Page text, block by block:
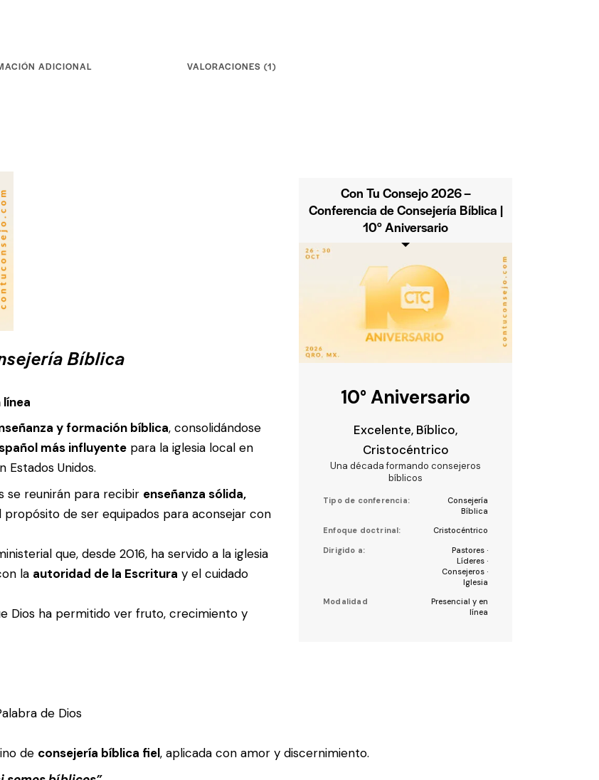
ADICIONAL VALORACIONES (1)
Con Tu Consejo 2026 –
Conferencia de Consejería Bíblica |
10° Aniversario
Excelente, Bíblico,
Cristocéntrico
Tipo de conferencia:
Consejería
Bíblica
Enfoque doctrinal:
Cristocéntrico
Dirigido a:
Pastores ·
Líderes ·
Consejeros ·
Iglesia
Modalidad
Presencial y en
línea
Bíblica
y formación bíblica, consolidándose
más influyente para la iglesia local en
Estados Unidos.
se reunirán para recibir enseñanza sólida,
propósito de ser equipados para aconsejar con
que, desde 2016, ha servido a la iglesia
la autoridad de la Escritura y el cuidado
Dios ha permitido ver fruto, crecimiento y
de Dios
de consejería bíblica fiel, aplicada con amor y discernimiento.